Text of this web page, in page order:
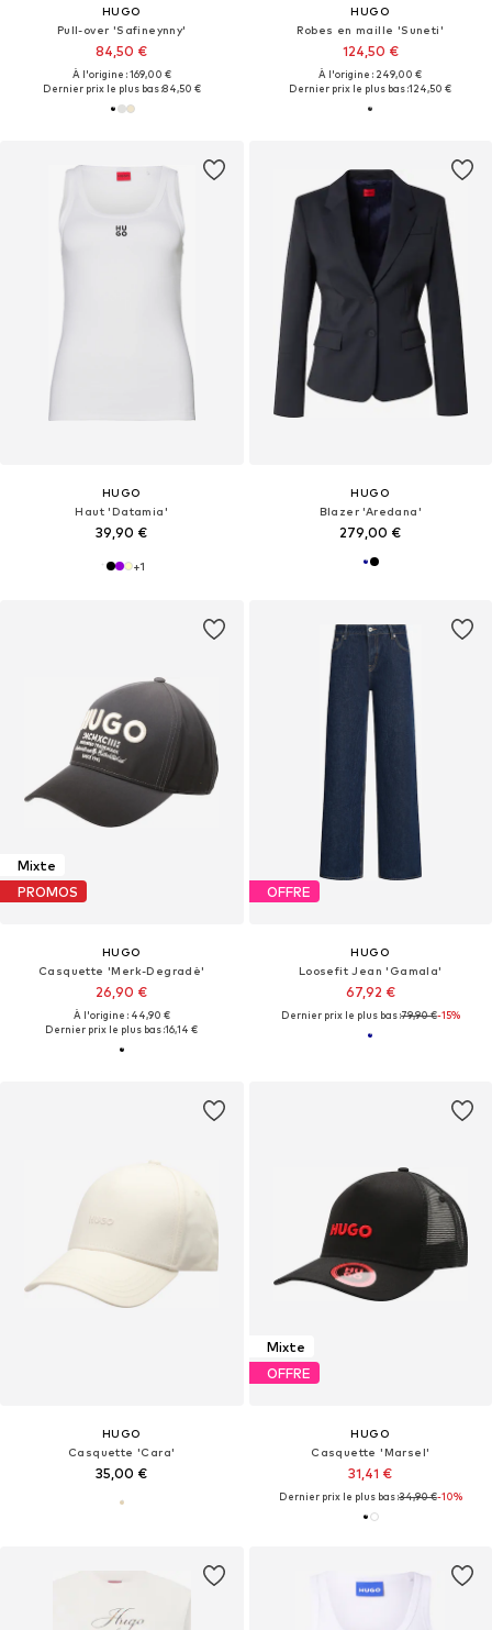
HUGO
Pull-over 'Safineynny'
84,50 €
À l'origine : 169,00 €
Dernier prix le plus bas :84,50 €
HUGO
Robes en maille 'Suneti'
124,50 €
À l'origine : 249,00 €
Dernier prix le plus bas :124,50 €
HUGO
Haut 'Datamia'
39,90 €
+1
HUGO
Blazer 'Aredana'
279,00 €
Mixte
PROMOS
HUGO
Casquette 'Merk-Degradè'
26,90 €
À l'origine : 44,90 €
Dernier prix le plus bas :16,14 €
OFFRE
HUGO
Loosefit Jean 'Gamala'
67,92 €
Dernier prix le plus bas :79,90 €-15%
HUGO
Casquette 'Cara'
35,00 €
Mixte
OFFRE
HUGO
Casquette 'Marsel'
31,41 €
Dernier prix le plus bas :34,90 €-10%